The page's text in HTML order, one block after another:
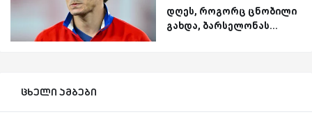
დღეს, როგორც ცნობილი
გახდა, ბარსელონას...
ცხელი ამბები